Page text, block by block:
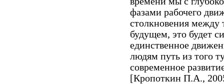
фазами рабочего
столкновения
будущем, это будет
единственное
людям путь из того
современное
[Кропоткин П.А.,